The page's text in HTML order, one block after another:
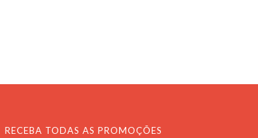
RECEBA TODAS AS PROMOÇÕES